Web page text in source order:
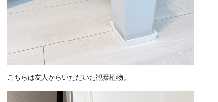
こちらは友人からいただいた観葉植物。